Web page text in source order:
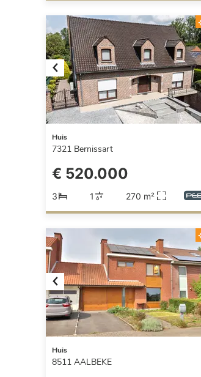
Previous
Huis
7321 Bernissart
€ 520.000
3 1 270 m²
Previous
Huis
8511 AALBEKE